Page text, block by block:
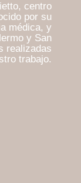
centro
por su
médica, y
y San
realizadas
trabajo.